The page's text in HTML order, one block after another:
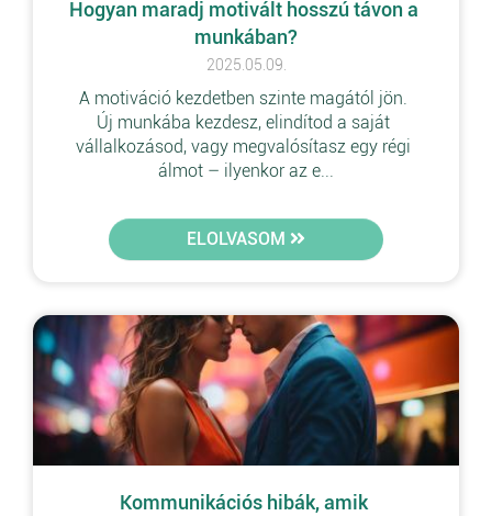
Hogyan maradj motivált hosszú távon a
munkában?
2025.05.09.
A motiváció kezdetben szinte magától jön.
Új munkába kezdesz, elindítod a saját
vállalkozásod, vagy megvalósítasz egy régi
álmot – ilyenkor az e...
ELOLVASOM
Kommunikációs hibák, amik